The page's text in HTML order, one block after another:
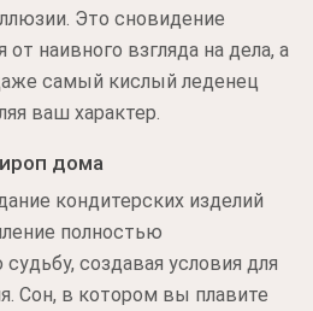
Это сновидение
наивного взгляда на дела, а
самый кислый леденец
ваш характер.
дома
кондитерских изделий
полностью
создавая условия для
Сон, в котором вы плавите